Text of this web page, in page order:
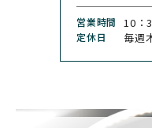
CHRONOSWISS
クロノスイス
CUERVOY
CYRUS
営業時間 10：
定休日 毎週